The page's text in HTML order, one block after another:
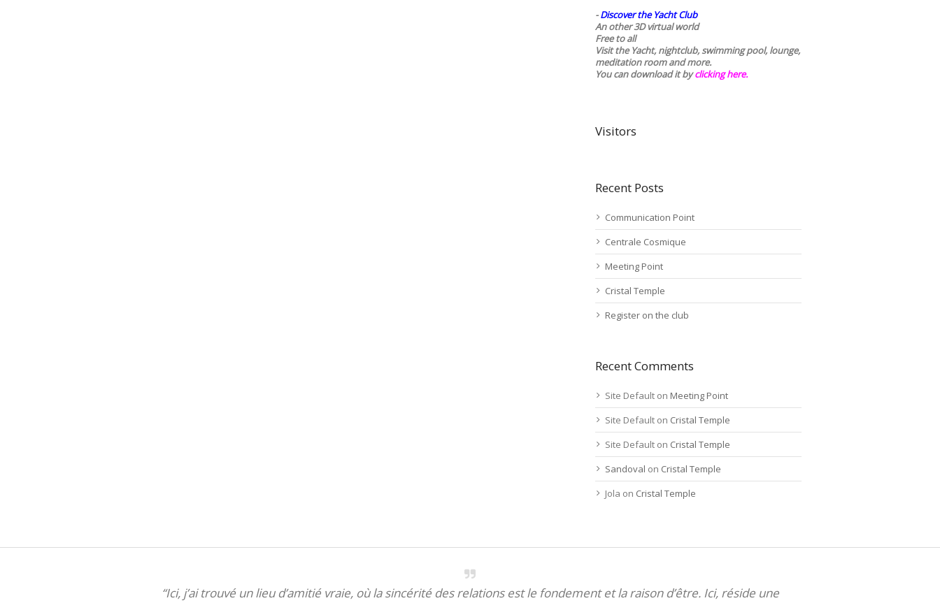
-Discover the Yacht Club
An other 3D virtual world
Free to all
Visit the Yacht, nightclub, swimming pool, lounge,
meditation room and more.
You can download it byclicking here.
Visitors
Recent Posts
Communication Point
Centrale Cosmique
Meeting Point
Cristal Temple
Register on the club
Recent Comments
Site Default on Meeting Point
Site Default on Cristal Temple
Site Default on Cristal Temple
Sandoval on Cristal Temple
Jola on Cristal Temple
“Ici, j’ai trouvé un lieu d’amitié vraie, où la sincérité des relations est le fondement et la raison d’être. Ici, réside une